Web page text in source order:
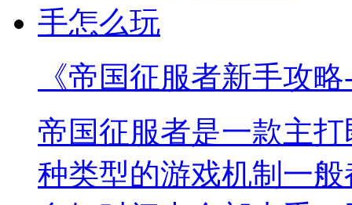
《帝国征服者新手攻
帝国征服者是一款主
种类型的游戏机制一